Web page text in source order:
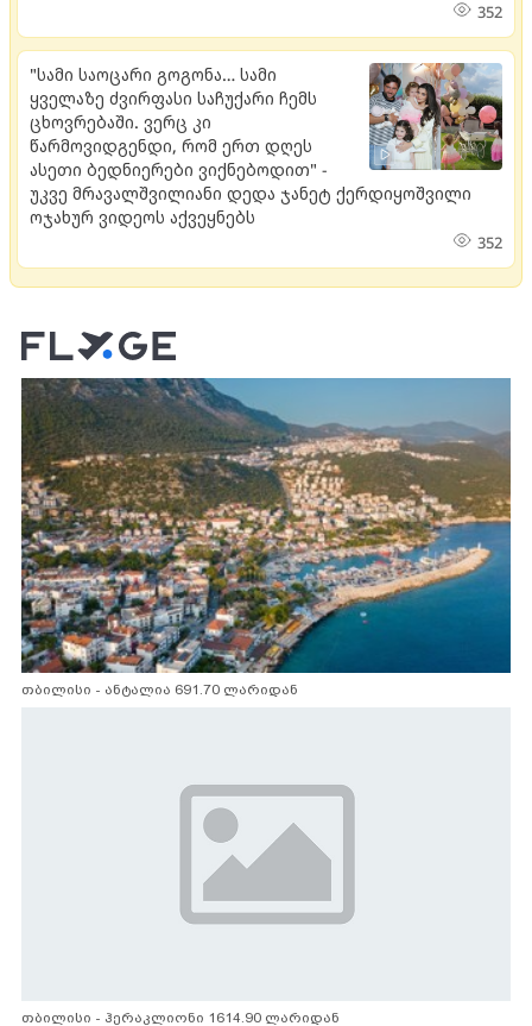
352
"სამი საოცარი გოგონა… სამი
ყველაზე ძვირფასი საჩუქარი ჩემს
ცხოვრებაში. ვერც კი
წარმოვიდგენდი, რომ ერთ დღეს
ასეთი ბედნიერები ვიქნებოდით" -
უკვე მრავალშვილიანი დედა ჯანეტ ქერდიყოშვილი
ოჯახურ ვიდეოს აქვეყნებს
352
თბილისი - ანტალია 691.70 ლარიდან
თბილისი - ჰერაკლიონი 1614.90 ლარიდან